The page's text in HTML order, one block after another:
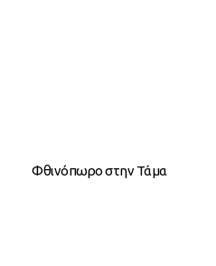
Φθινόπωρο στην Τάμα